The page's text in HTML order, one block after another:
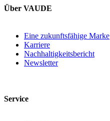
Über VAUDE
Eine zukunftsfähige Marke
Karriere
Nachhaltigkeitsbericht
Newsletter
Service